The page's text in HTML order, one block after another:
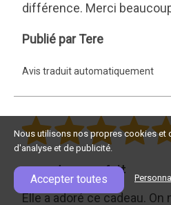
différence. Merci
Tere
Publié par Tere
Avis traduit automatiquement
un cadeau parfait
Elle a adoré ce cadeau. On
Nous utilisons nos propres cookies et
d'analyse et de publicité.
Accepter toutes